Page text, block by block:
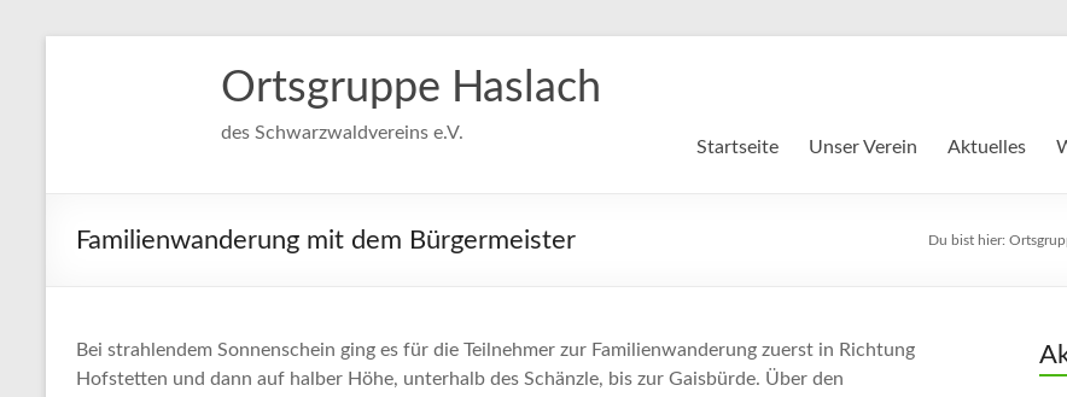
Ortsgruppe Haslach
des Schwarzwaldvereins e.V.
Startseite Unser Verein Aktuelles
Familienwanderung mit dem Bürgermeister Du bist hier:
Bei strahlendem Sonnenschein ging es für die Teilnehmer zur Familienwanderung zuerst in Richtung
Hofstetten und dann auf halber Höhe, unterhalb des Schänzle, bis zur Gaisbürde. Über den